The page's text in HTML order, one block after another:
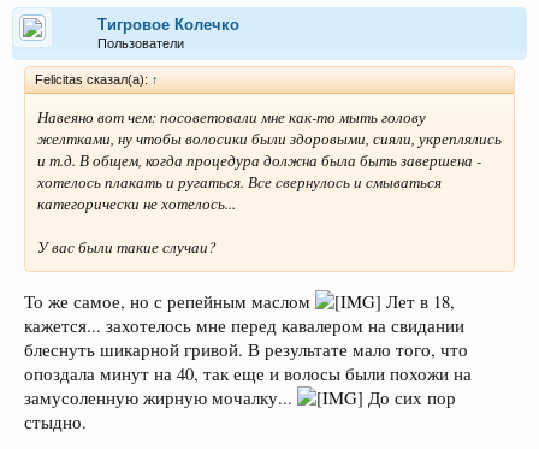
Тигровое Колечко
Пользователи
Felicitas сказал(а): ↑
Навеяно вот чем: посоветовали мне как-то мыть голову
желтками, ну чтобы волосики были здоровыми, сияли, укреплялись
и т.д. В общем, когда процедура должна была быть завершена -
хотелось плакать и ругаться. Все свернулось и смываться
категорически не хотелось...
У вас были такие случаи?
То же самое, но с репейным маслом
Лет в 18,
кажется... захотелось мне перед кавалером на свидании
блеснуть шикарной гривой. В результате мало того, что
опоздала минут на 40, так еще и волосы были похожи на
замусоленную жирную мочалку...
До сих пор
стыдно.